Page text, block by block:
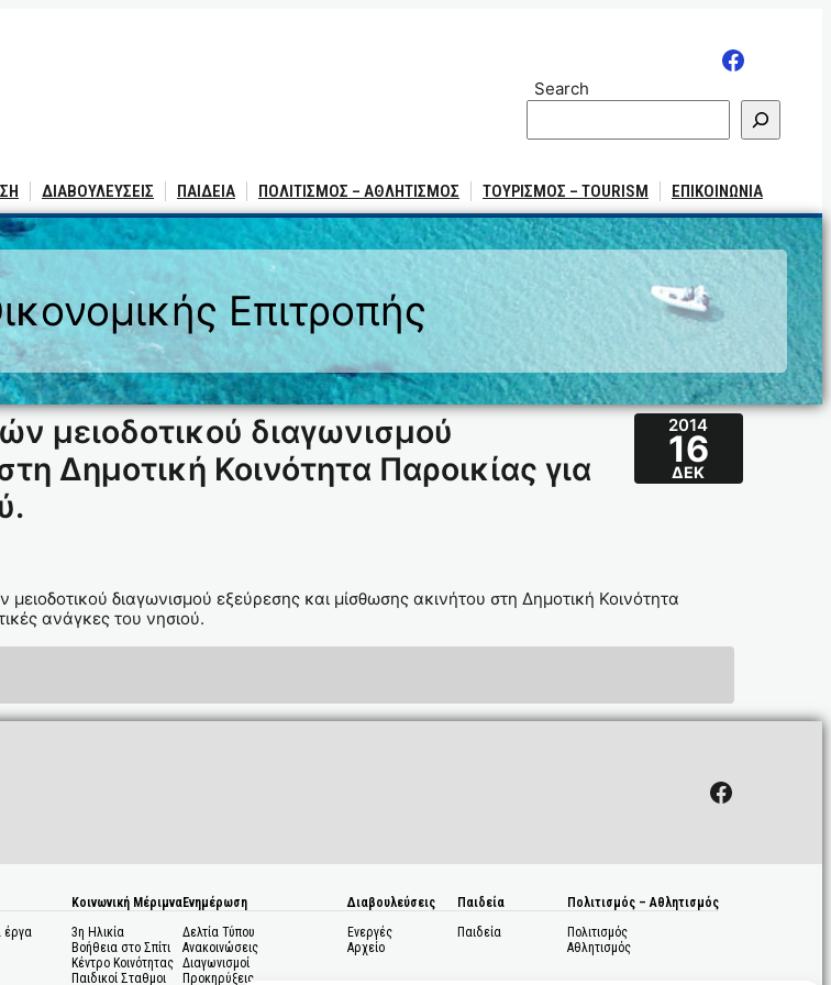
Search
ΔΙΑΒΟΥΛΕΥΣΕΙΣ ΠΑΙΔΕΙΑ ΠΟΛΙΤΙΣΜΟΣ – ΑΘΛΗΤΙΣΜΟΣ ΤΟΥΡΙΣΜΟΣ – TOURISM ΕΠΙΚΟΙΝΩΝΙΑ
Επιτροπής
μειοδοτικού διαγωνισμού
Δημοτική Κοινότητα Παροικίας για
2014
16
ΔΕΚ
διαγωνισμού εξεύρεσης και μίσθωσης ακινήτου στη Δημοτική Κοινότητα
ανάγκες του νησιού.
Facebook
έργα
Κοινωνική Μέριμνα
3η Ηλικία
Βοήθεια στο Σπίτι
Κέντρο Κοινότητας
Παιδικοί Σταθμοι
Ενημέρωση
Δελτία Τύπου
Ανακοινώσεις
Διαγωνισμοί
Προκηρύξεις
Διαβουλεύσεις
Ενεργές
Αρχείο
Παιδεία
Παιδεία
Πολιτισμός – Αθλητισμός
Πολιτισμός
Αθλητισμός